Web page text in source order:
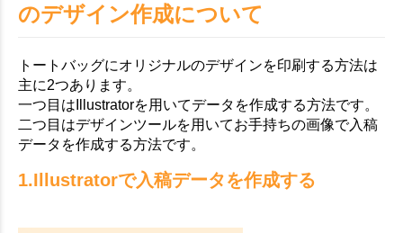
のデザイン作成について
トートバッグにオリジナルのデザインを印刷する方法は
主に2つあります。
一つ目はIllustratorを用いてデータを作成する方法です。
二つ目はデザインツールを用いてお手持ちの画像で入稿
データを作成する方法です。
1.Illustratorで入稿データを作成する